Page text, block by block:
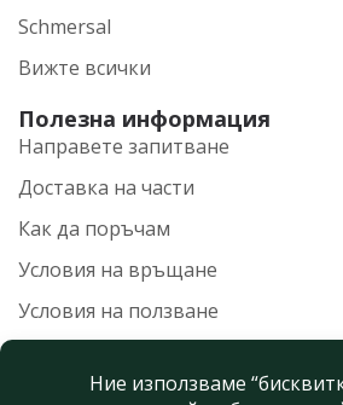
Schmersal
Вижте всички
Полезна информация
Направете запитване
Доставка на части
Как да поръчам
Условия на връщане
Условия на ползване